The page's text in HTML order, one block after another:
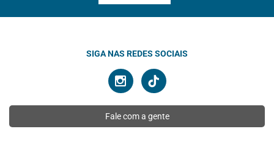
SIGA NAS REDES SOCIAIS
Fale com a gente